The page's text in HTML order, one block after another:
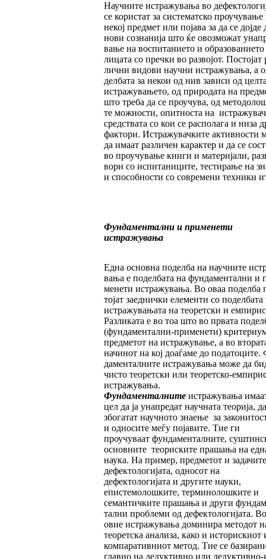
Научните истражувања во
се користат за систематско проучување
некој предмет или појава за да се дојде
но­ви сознанија што ќе овозможат
ва­ње на воспитанието и образованието
ли­цата со пречки во развојот. Постојат
лични видови научни истражувања, а
делбата за некои од нив зависи од
истражувањето, од природата на
што треба да се проучува, од
те можности, опитноста на
средствата со кои се располага и низа
фактори. Истражувачките активности
да имаат различен карактер и да се
во проучување книги и материјали,
вори со испитаниците, тестирање на
и способности со современи техники
Фундаментални и применети
истражувања
Една основна поделба на научните
ва­ња е поделбата на фундаментални и
ме­­нети истражувања. Во оваа поделба
тојат заеднички елементи со поделбата
истражувањата на теоретски и
Разликата е во тоа што во првата
(фундаментални-применети)
предметот на истражување, а во
начинот на кој доаѓаме до
да­менталните истражувања може да
чисто теоретски или теоретско-
истражувања.
Фундаменталнитеистражувања
цел да ја унапредат научната теорија,
збогатат научното знаење за
и односите меѓу појавите. Тие ги
проучуваат фундаменталните,
основните теориските прашања на
наука. На при­мер, предметот и
дефектоло­ги­ја­та, односот на
дефектологијата и другите науки,
епистемолошките, терми­но­лош­ките и
семантичките прашања и други
тал­­ни проблеми од дефекто­ло­ги­ја­та. Во
овие истражувања доминира мето­дот
тео­­­ретска анализа, како и историс­киот
компаративниот метод. Тие се
главно на дедуктивно или